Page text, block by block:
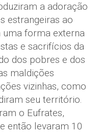
a adoração
estrangeiras ao
uma forma externa
e sacrifícios da
dos pobres e dos
maldições
vizinhas, como
seu território.
o Eufrates,
então levaram 10